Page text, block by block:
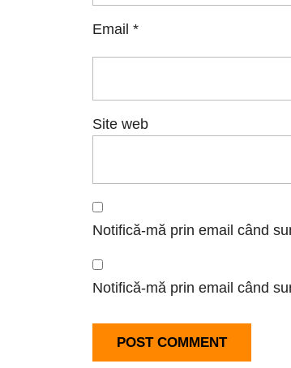
Email *
Site web
Notifică-mă prin email când
Notifică-mă prin email când